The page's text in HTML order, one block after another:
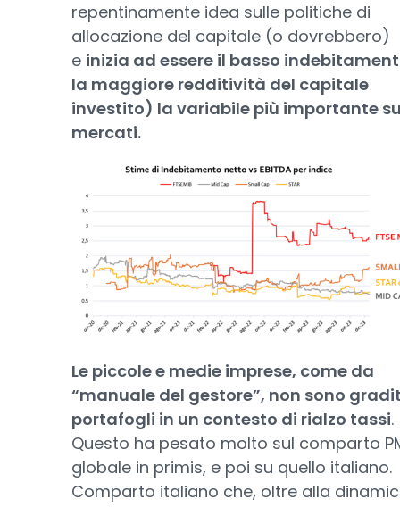
repentinamente idea sulle politiche di
allocazione del capitale (o dovrebbero)
e inizia ad essere il basso
la maggiore redditività del capitale
investito) la variabile più importante
mercati.
Le piccole e medie imprese, come da
“manuale del gestore”, non sono
portafogli in un contesto di rialzo tassi.
Questo ha pesato molto sul comparto
globale in primis, e poi su quello italiano.
Comparto italiano che, oltre alla